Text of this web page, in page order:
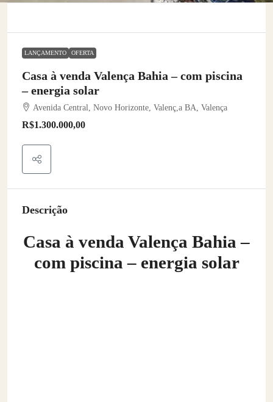
LANÇAMENTO OFERTA
Casa à venda Valença Bahia – com piscina
– energia solar
Avenida Central, Novo Horizonte, Valenç,a BA, Valença
R$1.300.000,00
Descrição
Casa à venda Valença Bahia –
com piscina – energia solar